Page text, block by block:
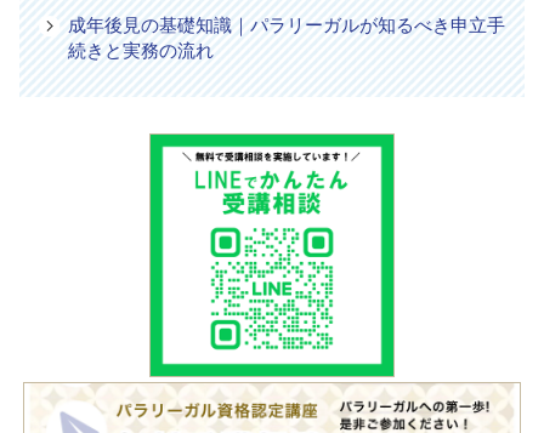
成年後見の基礎知識｜パラリーガルが知るべき申立手
続きと実務の流れ